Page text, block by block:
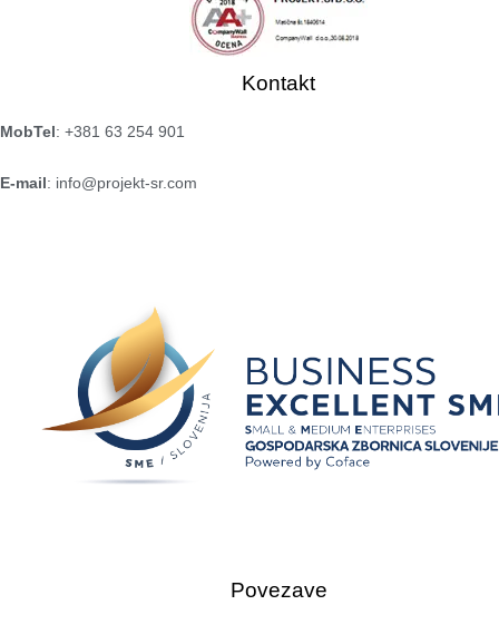
Kontakt
MobTel : +381 63 254 901
E-mail : info@projekt-sr.com
Povezave